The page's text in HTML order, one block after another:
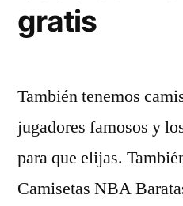
gratis
También tenemos
jugadores famosos y
para que elijas.
Camisetas NBA